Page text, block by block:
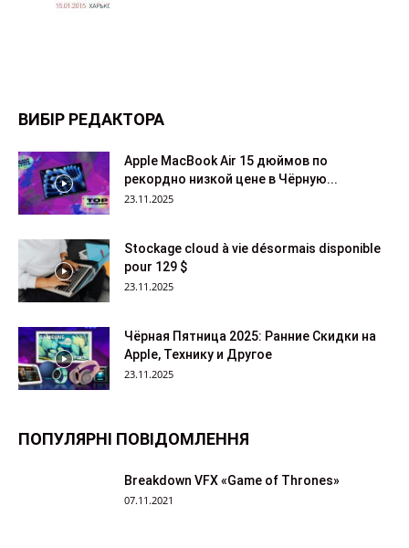
ВИБІР РЕДАКТОРА
Apple MacBook Air 15 дюймов по
рекордно низкой цене в Чёрную...
23.11.2025
Stockage cloud à vie désormais disponible
pour 129 $
23.11.2025
Чёрная Пятница 2025: Ранние Скидки на
Apple, Технику и Другое
23.11.2025
ПОПУЛЯРНІ ПОВІДОМЛЕННЯ
Breakdown VFX «Game of Thrones»
07.11.2021